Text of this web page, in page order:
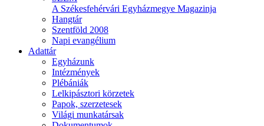
A Székesfehérvári Egyházmegye Magazinja
Hangtár
Szentföld 2008
Napi evangélium
Adattár
Egyházunk
Intézmények
Plébániák
Lelkipásztori körzetek
Papok, szerzetesek
Világi munkatársak